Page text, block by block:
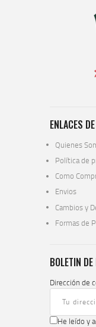
ENLACES
Quienes
Política de
Como
Envios
Cambios y
Formas de
BOLETIN
Dirección de
He leído y